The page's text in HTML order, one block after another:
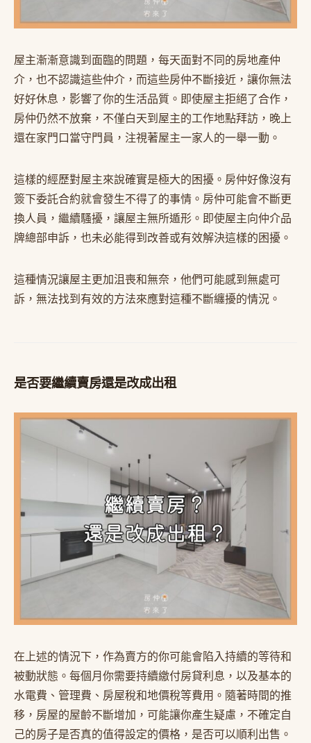
屋主漸漸意識到面臨的問題，每天面對不同的房地產仲
介，也不認識這些仲介，而這些房仲不斷接近，讓你無法
好好休息，影響了你的生活品質。即使屋主拒絕了合作，
房仲仍然不放棄，不僅白天到屋主的工作地點拜訪，晚上
還在家門口當守門員，注視著屋主一家人的一舉一動。
這樣的經歷對屋主來說確實是極大的困擾。房仲好像沒有
簽下委託合約就會發生不得了的事情。房仲可能會不斷更
換人員，繼續騷擾，讓屋主無所遁形。即使屋主向仲介品
牌總部申訴，也未必能得到改善或有效解決這樣的困擾。
這種情況讓屋主更加沮喪和無奈，他們可能感到無處可
訴，無法找到有效的方法來應對這種不斷纏擾的情況。
是否要繼續賣房還是改成出租
在上述的情況下，作為賣方的你可能會陷入持續的等待和
被動狀態。每個月你需要持續繳付房貸利息，以及基本的
水電費、管理費、房屋稅和地價稅等費用。隨著時間的推
移，房屋的屋齡不斷增加，可能讓你產生疑慮，不確定自
己的房子是否真的值得設定的價格，是否可以順利出售。